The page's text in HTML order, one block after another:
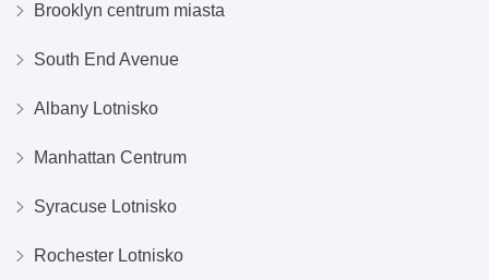
Brooklyn centrum miasta
South End Avenue
Albany Lotnisko
Manhattan Centrum
Syracuse Lotnisko
Rochester Lotnisko